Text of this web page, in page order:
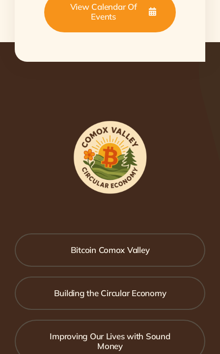
View Calendar Of
Events
Bitcoin Comox Valley
Building the Circular Economy
Improving Our Lives with Sound
Money